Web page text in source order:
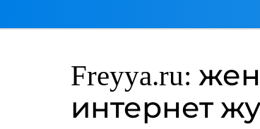
Freyya.ru:
интернет